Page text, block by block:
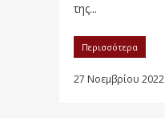
της...
Περισσότερα
27 Νοεμβρίου 2022